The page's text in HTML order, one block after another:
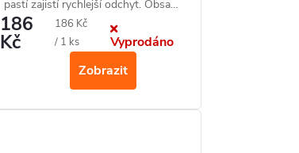
pastí zajistí rychlejší odchyt. Obsah
tuby vystačí až na 60 pastí.
186
Kč
Měrná
cena:
186 Kč
/ 1 ks
Vyprodáno
Zobrazit